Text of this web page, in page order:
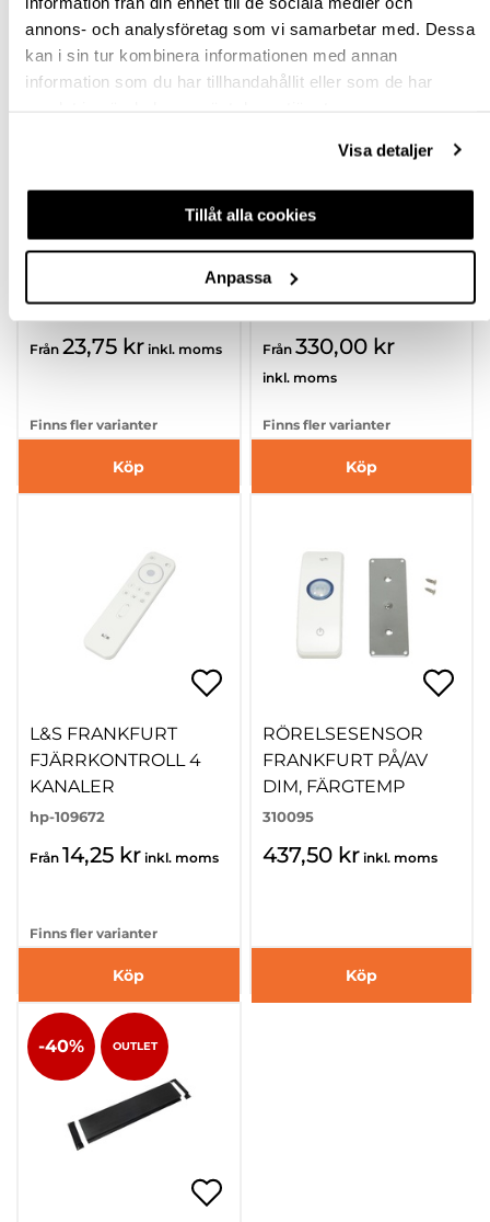
annons- och analysföretag som vi samarbetar med. Dessa
kan i sin tur kombinera informationen med annan
information som du har tillhandahållit eller som de har
Visa detaljer
Tillåt alla cookies
Anpassa
L&S FRANKFURT ALLT-
I-ETT
hp-109664
Från 23,75 kr inkl. moms
Finns fler varianter
Köp
L&S FRANKFURT
FJÄRRKONTROLL 1
KANAL
hp-109671
Från 330,00 kr
inkl. moms
Finns fler varianter
Köp
L&S FRANKFURT
FJÄRRKONTROLL 4
KANALER
hp-109672
Från 14,25 kr inkl. moms
Finns fler varianter
Köp
RÖRELSESENSOR
FRANKFURT PÅ/AV
DIM, FÄRGTEMP
310095
437,50 kr inkl. moms
Köp
-40% OUTLET